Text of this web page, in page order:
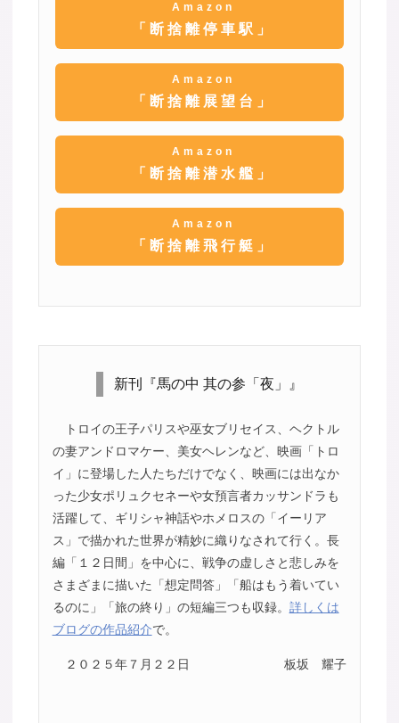
Amazon
「断捨離停車駅」
Amazon
「断捨離展望台」
Amazon
「断捨離潜水艦」
Amazon
「断捨離飛行艇」
新刊『馬の中 其の参「夜」』
トロイの王子パリスや巫女ブリセイス、ヘクトル
の妻アンドロマケー、美女ヘレンなど、映画「トロ
イ」に登場した人たちだけでなく、映画には出なか
った少女ポリュクセネーや女預言者カッサンドラも
活躍して、ギリシャ神話やホメロスの「イーリア
ス」で描かれた世界が精妙に織りなされて行く。長
編「１２日間」を中心に、戦争の虚しさと悲しみを
さまざまに描いた「想定問答」「船はもう着いてい
るのに」「旅の終り」の短編三つも収録。 詳しくは
ブログの作品紹介で。
２０２５年７月２２日 板坂 耀子